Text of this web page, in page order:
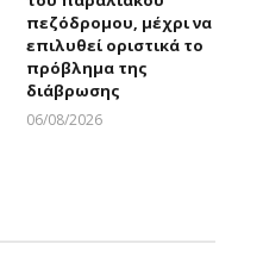
πεζόδρομου, μέχρι να
επιλυθεί οριστικά το
πρόβλημα της
διάβρωσης
06/08/2026